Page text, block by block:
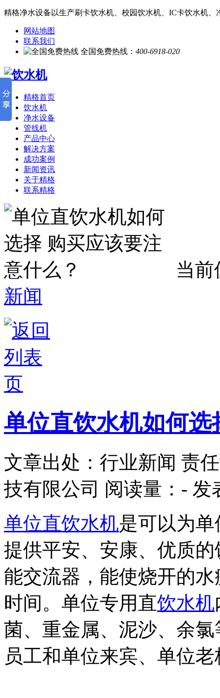
精格净水设备以生产刷卡饮水机、校园饮水机、IC卡饮水机
网站地图
联系我们
全国免费热线： 400-6918-020
精格首页
饮水机
净水设备
管线机
产品中心
解决方案
成功案例
新闻资讯
关于精格
联系精格
当前
新闻
单位直饮水机如何
文章出处：行业新闻 责
技有限公司 阅读量： - 发
单位直饮水机是可以为
提供平安、安康、优质
能交流器，能使烧开的
时间。单位专用直饮水机
菌、重金属、泥沙、余
员工和单位来宾、单位